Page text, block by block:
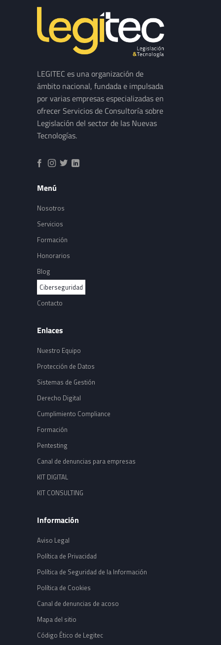
LEGITEC es una organización de
ámbito nacional, fundada e impulsada
por varias empresas especializadas en
ofrecer Servicios de Consultoría sobre
Legislación del sector de las Nuevas
Tecnologías.
Menú
Nosotros
Servicios
Formación
Honorarios
Blog
Ciberseguridad
Contacto
Enlaces
Nuestro Equipo
Protección de Datos
Sistemas de Gestión
Derecho Digital
Cumplimiento Compliance
Formación
Pentesting
Canal de denuncias para empresas
KIT DIGITAL
KIT CONSULTING
Información
Aviso Legal
Política de Privacidad
Política de Seguridad de la Información
Política de Cookies
Canal de denuncias de acoso
Mapa del sitio
Código Ético de Legitec